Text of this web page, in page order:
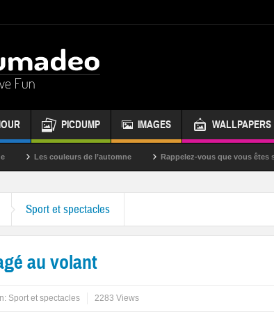
PICDUMP IMAGES WALLPAPERS
couleurs de l’automne Rappelez-vous que vous êtes super !
Sport et spectacles
au volant
Sport et spectacles 2283 Views